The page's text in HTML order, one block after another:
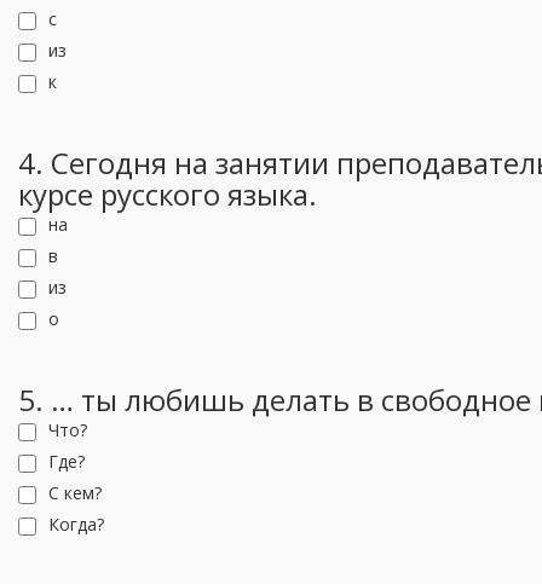
с
из
к
4. Сегодня на занятии
курсе русского языка.
на
в
из
о
5. … ты любишь делать в свободное
Что?
Где?
С кем?
Когда?